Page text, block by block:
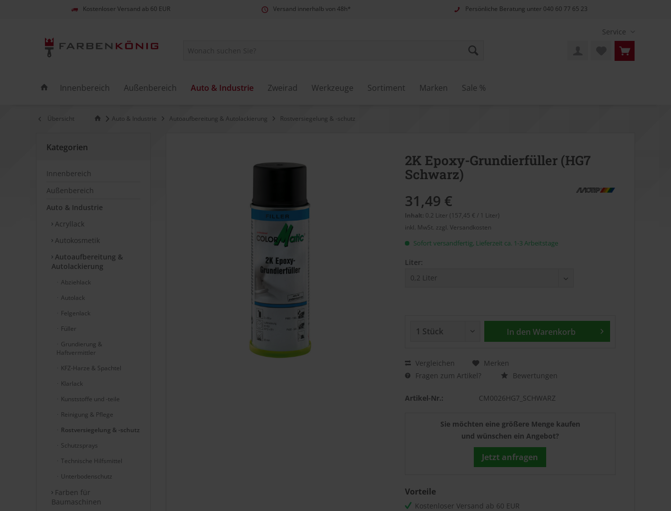
Kostenloser Versand ab 60 EUR Versand innerhalb von 48h* Persönliche Beratung unter 040 60 77 65 23
Service
Innenbereich Außenbereich Auto & Industrie Zweirad Werkzeuge Sortiment Marken Sale %
Übersicht Auto & Industrie Autoaufbereitung & Autolackierung Rostversiegelung & -schutz
Kategorien
Innenbereich
Außenbereich
Auto & Industrie
Acryllack
Autokosmetik
Autoaufbereitung &
Autolackierung
Abziehlack
Autolack
Felgenlack
Füller
Grundierung &
Haftvermittler
KFZ-Harze & Spachtel
Klarlack
Kunststoffe und -teile
Reinigung & Pflege
Rostversiegelung & -schutz
Schutzsprays
Technische Hilfsmittel
Unterbodenschutz
Farben für
Baumaschinen
2K Epoxy-Grundierfüller (HG7
Schwarz)
31,49 €
Inhalt: 0.2 Liter (157,45 € / 1 Liter)
inkl. MwSt. zzgl. Versandkosten
Sofort versandfertig, Lieferzeit ca. 1-3 Arbeitstage
Liter:
In den Warenkorb
Vergleichen
Merken
Fragen zum Artikel?
Bewertungen
Artikel-Nr.: CM0026HG7_SCHWARZ
Sie möchten eine größere Menge kaufen
und wünschen ein Angebot?
Jetzt anfragen
Vorteile
Kostenloser Versand ab 60 EUR